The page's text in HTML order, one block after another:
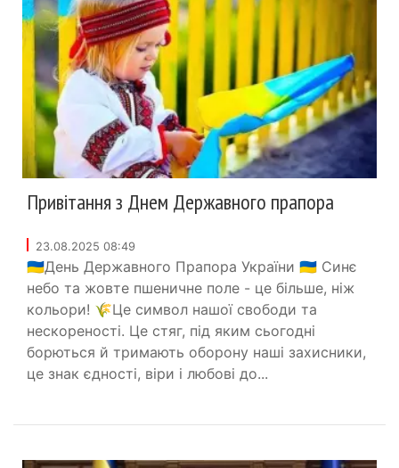
Привітання з Днем Державного прапора
23.08.2025 08:49
🇺🇦День Державного Прапора України 🇺🇦 Синє
небо та жовте пшеничне поле - це більше, ніж
кольори! 🌾Це символ нашої свободи та
нескореності. Це стяг, під яким сьогодні
борються й тримають оборону наші захисники,
це знак єдності, віри і любові до...